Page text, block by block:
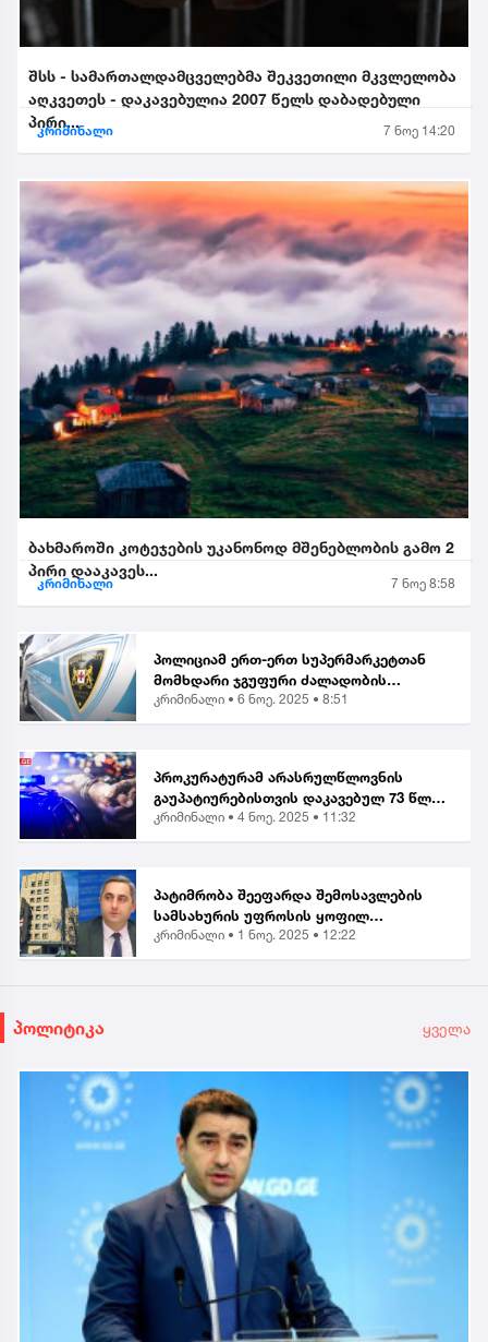
შსს - სამართალდამცველებმა შეკვეთილი მკვლელობა
აღკვეთეს - დაკავებულია 2007 წელს დაბადებული
პირი...
კრიმინალი 7 ნოე 14:20
ბახმაროში კოტეჯების უკანონოდ მშენებლობის გამო 2
პირი დააკავეს...
კრიმინალი 7 ნოე 8:58
პოლიციამ ერთ-ერთ სუპერმარკეტთან
მომხდარი ჯგუფური ძალადობის
ორგანიზებისა და მასში მონაწილეობის
კრიმინალი • 6 ნოე. 2025 • 8:51
პროკურატურამ არასრულწლოვნის
გაუპატიურებისთვის დაკავებულ 73 წლის
მამაკაცს ბრალი წარუდგინა...
კრიმინალი • 4 ნოე. 2025 • 11:32
პატიმრობა შეეფარდა შემოსავლების
სამსახურის უფროსის ყოფილ
მოადგილეს - ვლადიმერ ხუნდაძეს...
კრიმინალი • 1 ნოე. 2025 • 12:22
პოლიტიკა ყველა